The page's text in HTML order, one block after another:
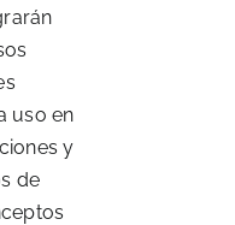
uso en
y
de